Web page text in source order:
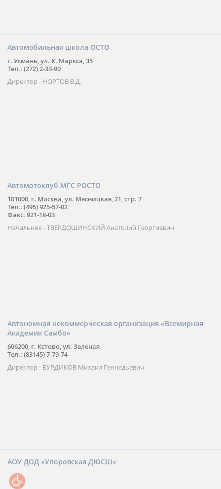
Автомобильная школа ОСТО
г. Усмань, ул. К. Маркса, 35
Тел.: (272) 2-33-90
Директор - НОРТОВ В.Д.
Автомотоклуб МГС РОСТО
101000, г. Москва, ул. Мясницкая, 21, стр. 7
Тел.: (495) 925-57-02
Факс: 921-18-03
Начальник - ТВЕРДОШИНСКИЙ Анатолий Георгиевич
Автономная некоммерческая организация «Всемирная
Академия Самбо»
606200, г. Кстово, ул. Зеленая
Тел.: (83145) 7-79-74
Директор - БУРДИКОВ Михаил Геннадьевич
АОУ ДОД «Упоровская ДЮСШ»